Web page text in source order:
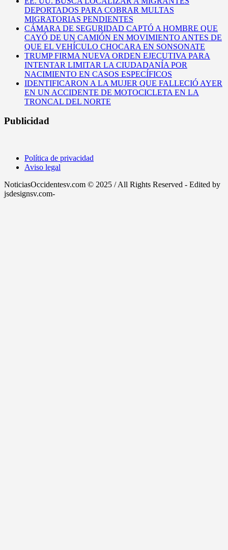
DEPORTADOS PARA COBRAR MULTAS
MIGRATORIAS PENDIENTES
CÁMARA DE SEGURIDAD CAPTÓ A HOMBRE QUE
CAYÓ DE UN CAMIÓN EN MOVIMIENTO ANTES DE
QUE EL VEHÍCULO CHOCARA EN SONSONATE
TRUMP FIRMA NUEVA ORDEN EJECUTIVA PARA
INTENTAR LIMITAR LA CIUDADANÍA POR
NACIMIENTO EN CASOS ESPECÍFICOS
IDENTIFICARON A LA MUJER QUE FALLECIÓ AYER
EN UN ACCIDENTE DE MOTOCICLETA EN LA
TRONCAL DEL NORTE
Publicidad
Política de privacidad
Aviso legal
NoticiasOccidentesv.com © 2025 / All Rights Reserved - Edited by
jsdesignsv.com-